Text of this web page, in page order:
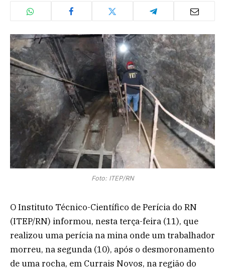
Foto: ITEP/RN
O Instituto Técnico-Científico de Perícia do RN
(ITEP/RN) informou, nesta terça-feira (11), que
realizou uma perícia na mina onde um trabalhador
morreu, na segunda (10), após o desmoronamento
de uma rocha, em Currais Novos, na região do